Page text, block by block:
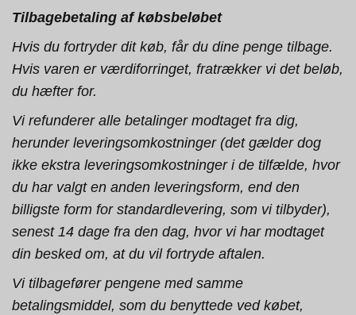
Tilbagebetaling af købsbeløbet
Hvis du fortryder dit køb, får du dine penge tilbage.
Hvis varen er værdiforringet, fratrækker vi det beløb,
du hæfter for.
Vi refunderer alle betalinger modtaget fra dig,
herunder leveringsomkostninger (det gælder dog
ikke ekstra leveringsomkostninger i de tilfælde, hvor
du har valgt en anden leveringsform, end den
billigste form for standardlevering, som vi tilbyder),
senest 14 dage fra den dag, hvor vi har modtaget
din besked om, at du vil fortryde aftalen.
Vi tilbagefører pengene med samme
betalingsmiddel, som du benyttede ved købet,